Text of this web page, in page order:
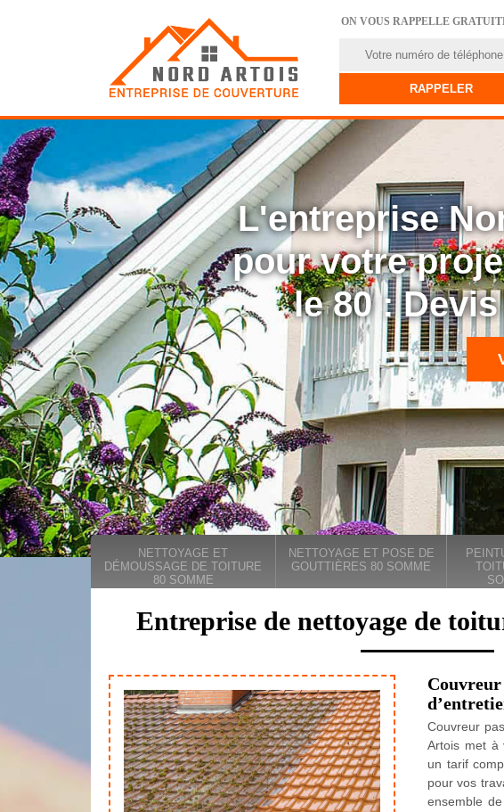
ON VOUS RAPPELLE
L'entreprise
pour votre
le 80 :
NETTOYAGE ET
DÉMOUSSAGE DE TOITURE
80 SOMME
NETTOYAGE ET POSE DE
GOUTTIÈRES 80 SOMME
Entreprise de nettoyage de
Couvreur
Artois met à
un tarif
pour vos
ensemble